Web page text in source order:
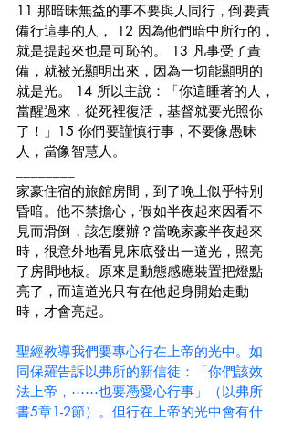
11 那暗昧無益的事不要與人同行，倒要責
備行這事的人， 12 因為他們暗中所行的，
就是提起來也是可恥的。 13 凡事受了責
備，就被光顯明出來，因為一切能顯明的
就是光。 14 所以主說：「你這睡著的人，
當醒過來，從死裡復活，基督就要光照你
了！」15 你們要謹慎行事，不要像愚昧
人，當像智慧人。
家豪住宿的旅館房間，到了晚上似乎特別
昏暗。他不禁擔心，假如半夜起來因看不
見而滑倒，該怎麼辦？當晚家豪半夜起來
時，很意外地看見床底發出一道光，照亮
了房間地板。原來是動態感應裝置把燈點
亮了，而這道光只有在他起身開始走動
時，才會亮起。
聖經教導我們要專心行在上帝的光中。如
同保羅告訴以弗所的新信徒：「你們該效
法上帝，⋯⋯也要憑愛心行事」（以弗所
書5章1-2節）。但行在上帝的光中會有什